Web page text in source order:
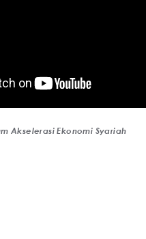
Akselerasi Ekonomi Syariah